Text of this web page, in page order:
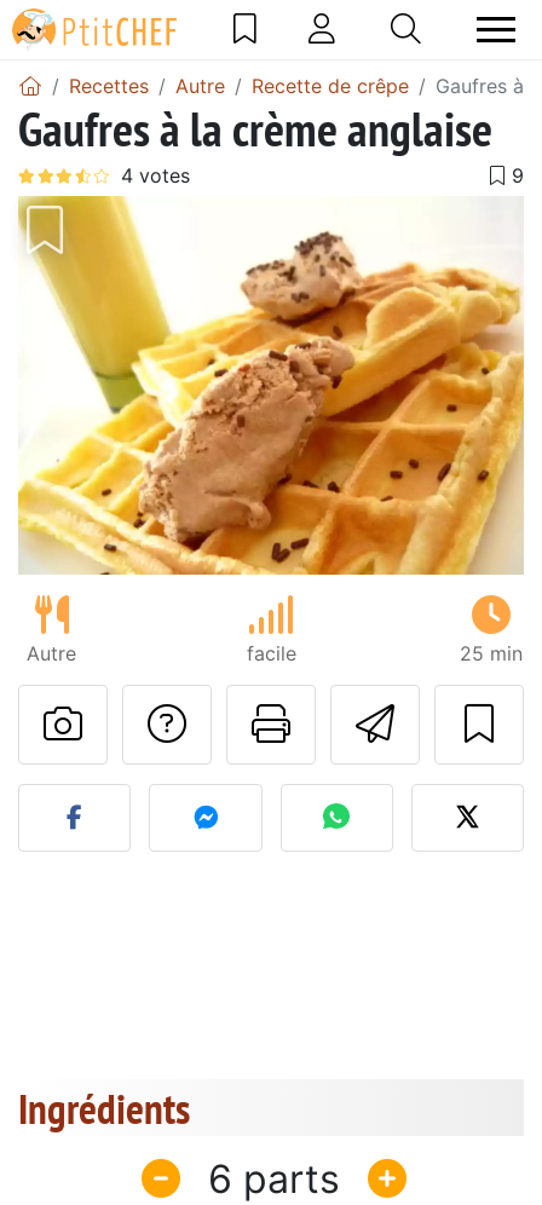
Recettes Autre Recette de crêpe Gaufres à
Gaufres à la crème anglaise
Autre facile 25 min
Imprimer
Poser une
Publier votre photo de
Ingrédients
6